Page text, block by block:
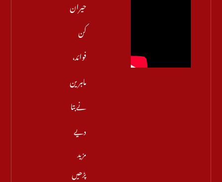
حیران
کن
فوائد،
ماہرین
نے بتا
دیے
مزید
پڑھیں